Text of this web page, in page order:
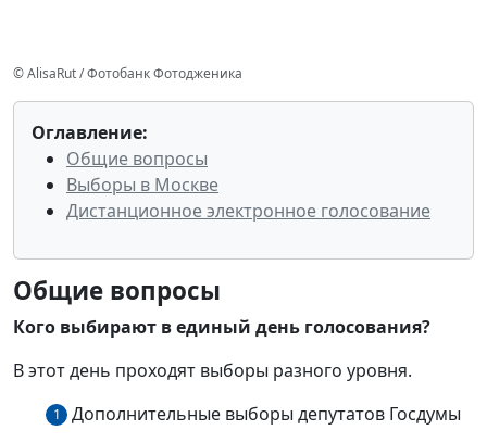
© AlisaRut / Фотобанк Фотодженика
Оглавление:
Общие вопросы
Выборы в Москве
Дистанционное электронное голосование
Общие вопросы
Кого выбирают в единый день голосования?
В этот день проходят выборы разного уровня.
1
Дополнительные выборы депутатов Госдумы